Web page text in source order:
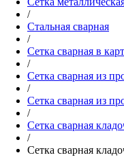
/
Стальная сварная
/
Сетка сварная в
/
Сетка сварная из
/
Сетка сварная из
/
Сетка сварная
/
Сетка сварная